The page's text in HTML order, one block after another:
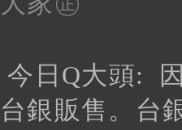
今日Q大頭:
台銀販售。台